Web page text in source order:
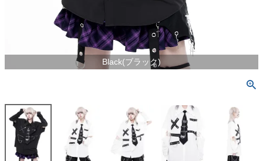
Black(ブラック)